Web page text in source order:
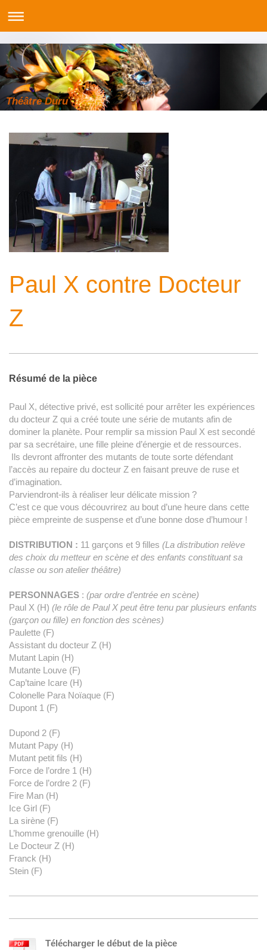
Théâtre Duru
Paul X contre Docteur
Z
Résumé de la pièce
Paul X, détective privé, est sollicité pour arrêter les expériences
du docteur Z qui a créé toute une série de mutants afin de
dominer la planète. Pour remplir sa mission Paul X est secondé
par sa secrétaire, une fille pleine d’énergie et de ressources.
Ils devront affronter des mutants de toute sorte défendant
l’accès au repaire du docteur Z en faisant preuve de ruse et
d’imagination.
Parviendront-ils à réaliser leur délicate mission ?
C’est ce que vous découvrirez au bout d’une heure dans cette
pièce empreinte de suspense et d’une bonne dose d’humour !
DISTRIBUTION : 11 garçons et 9 filles (La distribution relève
des choix du metteur en scène et des enfants constituant sa
classe ou son atelier théâtre)
PERSONNAGES : (par ordre d’entrée en scène)
Paul X (H) (le rôle de Paul X peut être tenu par plusieurs enfants
(garçon ou fille) en fonction des scènes)
Paulette (F)
Assistant du docteur Z (H)
Mutant Lapin (H)
Mutante Louve (F)
Cap’taine Icare (H)
Colonelle Para Noïaque (F)
Dupont 1 (F)
Dupond 2 (F)
Mutant Papy (H)
Mutant petit fils (H)
Force de l’ordre 1 (H)
Force de l’ordre 2 (F)
Fire Man (H)
Ice Girl (F)
La sirène (F)
L ’homme grenouille (H)
Le Docteur Z (H)
Franck (H)
Stein (F)
Télécharger le début de la pièce